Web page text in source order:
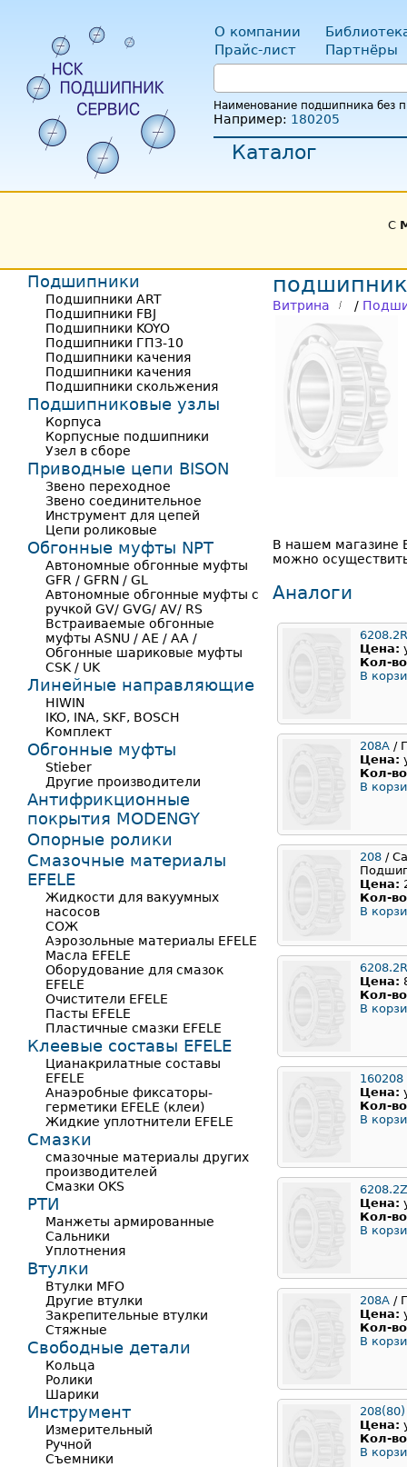
О компании
Прайс-лист
Партнёры
Наименование подшипника без
Например: 180205
Каталог
С
Витрина /
В нашем магазине
можно
Аналоги
Цена:
Кол-
В
208А /
Цена:
Кол-
В
208 /
Цена:
Кол-
В
Цена:
Кол-
В
160208
Цена:
Кол-
В
Цена:
Кол-
В
208А /
Цена:
Кол-
В
208(80)
Цена:
Кол-
В
Подшипники
Подшипники ART
Подшипники FBJ
Подшипники KOYO
Подшипники ГПЗ-10
Подшипники качения
Подшипники качения
Подшипники скольжения
Подшипниковые узлы
Корпуса
Корпусные подшипники
Узел в сборе
Приводные цепи BISON
Звено переходное
Звено соединительное
Инструмент для цепей
Цепи роликовые
Обгонные муфты NPT
Автономные обгонные муфты
GFR / GFRN / GL
Автономные обгонные муфты с
ручкой GV/ GVG/ AV/ RS
Встраиваемые обгонные
муфты ASNU / AE / AA /
Обгонные шариковые муфты
CSK / UK
Линейные направляющие
HIWIN
IKO, INA, SKF, BOSCH
Комплект
Обгонные муфты
Stieber
Другие производители
Антифрикционные
покрытия MODENGY
Опорные ролики
Смазочные материалы
EFELE
Жидкости для вакуумных
насосов
СОЖ
Аэрозольные материалы EFELE
Масла EFELE
Оборудование для смазок
EFELE
Очистители EFELE
Пасты EFELE
Пластичные смазки EFELE
Клеевые составы EFELE
Цианакрилатные составы
EFELE
Анаэробные фиксаторы-
герметики EFELE (клеи)
Жидкие уплотнители EFELE
Смазки
смазочные материалы других
производителей
Смазки OKS
РТИ
Манжеты армированные
Сальники
Уплотнения
Втулки
Втулки MFO
Другие втулки
Закрепительные втулки
Стяжные
Свободные детали
Кольца
Ролики
Шарики
Инструмент
Измерительный
Ручной
Съемники